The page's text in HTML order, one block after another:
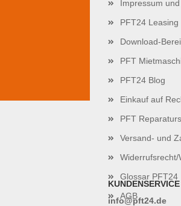
Impressum
PFT24 Leasing
Download-
PFT
PFT24 Blog
Einkauf auf
PFT
Versand- und
Glossar PFT24
AGB
KUNDENSERVICE
info@pft24.de